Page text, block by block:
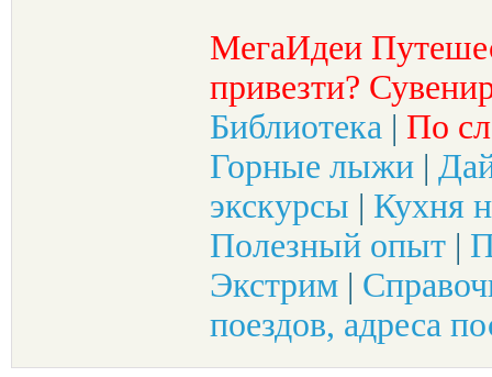
МегаИдеи
привезти?
Библиотека | По
Горные лыжи |
экскурсы | Кухня
Полезный опыт |
Экстрим |
поездов, адреса